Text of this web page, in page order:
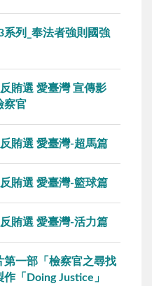
系列_奉法者強則國強
賄選 愛臺灣 宣傳影
察官
賄選 愛臺灣-超馬篇
賄選 愛臺灣-籃球篇
賄選 愛臺灣-活力篇
第一部「檢察官之尋找
「Doing Justice」